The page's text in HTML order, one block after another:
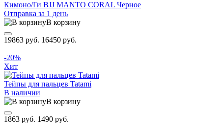
Кимоно/Ги BJJ MANTO CORAL Черное
Отправка за 1 день
В корзину
19863 руб. 16450 руб.
-20%
Хит
Тейпы для пальцев Tatami
В наличии
В корзину
1863 руб. 1490 руб.